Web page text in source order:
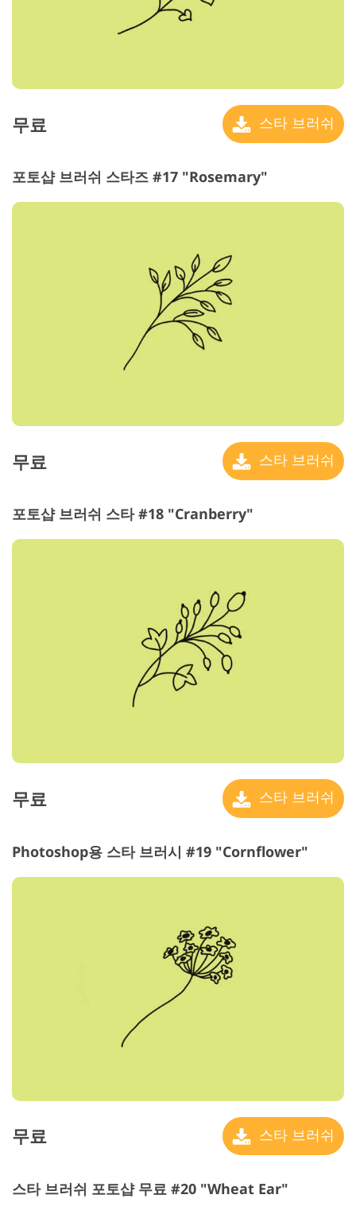
무료 스타 브러쉬
포토샵 브러쉬 스타즈 #17 "Rosemary"
무료 스타 브러쉬
포토샵 브러쉬 스타 #18 "Cranberry"
무료 스타 브러쉬
Photoshop용 스타 브러시 #19 "Cornflower"
무료 스타 브러쉬
스타 브러쉬 포토샵 무료 #20 "Wheat Ear"